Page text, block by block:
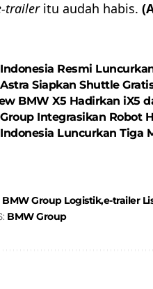
traileritu audah habis.
Resmi
Siapkan Shuttle
BMW X5 Hadirkan iX5
Integrasikan Robot
Luncurkan Tiga
BMW Group Logistike-trailer
BMW Group